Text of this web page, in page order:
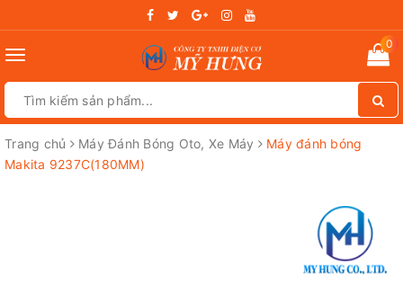
Toggle
0
Trang chủ Máy Đánh Bóng Oto, Xe Máy
Máy đánh bóng
Makita 9237C(180MM)